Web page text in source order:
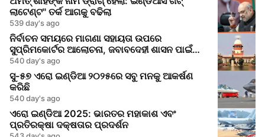
ଲାଟେଣ୍ଟ" ତର୍କ ଆଗକୁ ବଢିଲା
539 day's ago
ନିର୍ବାଚନ ସମୟରେ ମାଗଣା ସହାୟତା ଉପରେ
ସୁପ୍ରିମକୋର୍ଟର ଆଲୋଚନା, ଜବାବଦେହୀ ଶାସନ ପାଇଁ
ଆହ୍ୱାନ
540 day's ago
ସୁ-୫୭ ଏରୋ ଇଣ୍ଡିଆ ୨୦୨୫ରେ ସବୁ ମନକୁ ଆକର୍ଷଣ
କରିଛି
540 day's ago
ଏରୋ ଇଣ୍ଡିଆ 2025: ଭାରତର ମହାକାଶ ଏବଂ
ପ୍ରତିରକ୍ଷା ଦକ୍ଷତାର ପ୍ରଦର୍ଶନ